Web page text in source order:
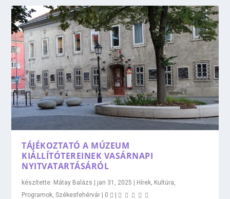
TÁJÉKOZTATÓ A MÚZEUM
KIÁLLÍTÓTEREINEK VASÁRNAPI
NYITVATARTÁSÁRÓL
készítette: Mátay Balázs | jan 31, 2025 | Hírek Kultúra
Programok ,Székesfehérvár | 0 |